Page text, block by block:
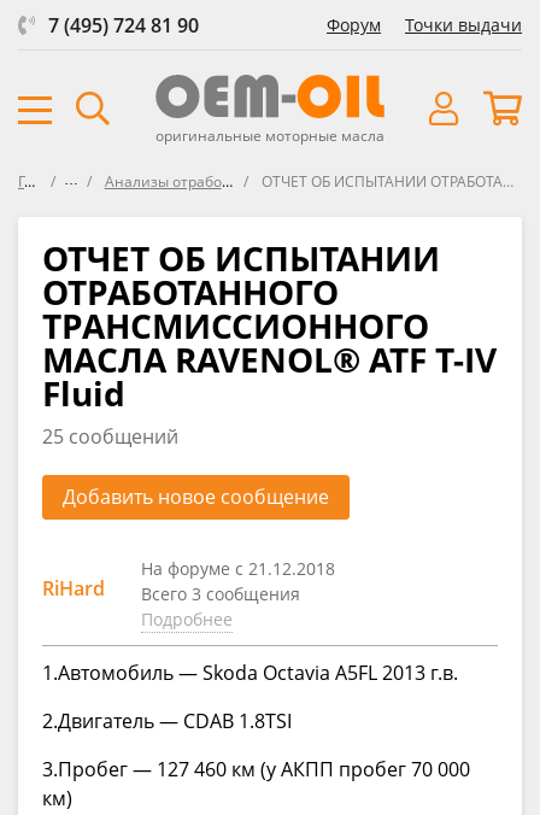
7 (495) 724 81 90 Форум Точки выдачи
оригинальные моторные масла
Главная ФорумАнализы отработанных трансмиссионных масел ОТЧЕТ ОБ ИСПЫТАНИИ ОТРАБОТАННОГО ТРАНСМИССИОННОГО МАСЛА RAVENOL® ATF T-IV Fluid
ОТЧЕТ ОБ ИСПЫТАНИИ
ОТРАБОТАННОГО
ТРАНСМИССИОННОГО
МАСЛА RAVENOL® ATF T-IV
Fluid
25 сообщений
Добавить новое сообщение
RiHard
На форуме с 21.12.2018
Всего 3 сообщения
Подробнее
1.Автомобиль — Skoda Octavia A5FL 2013 г.в.
2.Двигатель — CDAB 1.8TSI
3.Пробег — 127 460 км (у АКПП пробег 70 000
км)